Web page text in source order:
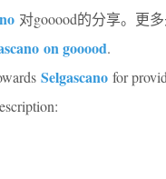
对gooood的分享。更
on gooood.
Selgascano for